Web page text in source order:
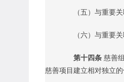
（五）与重要关
（六）与重要关
第十四条 慈善
慈善项目建立相对独立